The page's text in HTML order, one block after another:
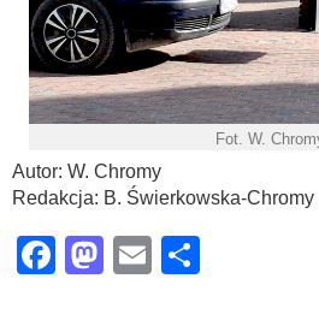
Fot. W.
Autor: W. Chromy
Redakcja: B. Świerkowska-Chromy
Facebook
Mastodon
Email